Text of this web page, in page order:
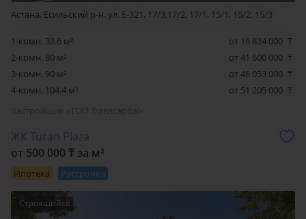
домом.
Астана, Есильский р-н, ул. Е-321, 17/3,17/2, 17/1, 15/1, 15/2, 15/3
1-комн. 33.6 м² от 19 824 000 ₸
2-комн. 80 м²
от 41 600 000 ₸
3-комн. 90 м²
от 46 053 000 ₸
4-комн. 104.4 м²
от 51 205 000 ₸
ЖК Turan Plaza
от 500 000 ₸ за м²
Ипотека Рассрочка
Строящийся